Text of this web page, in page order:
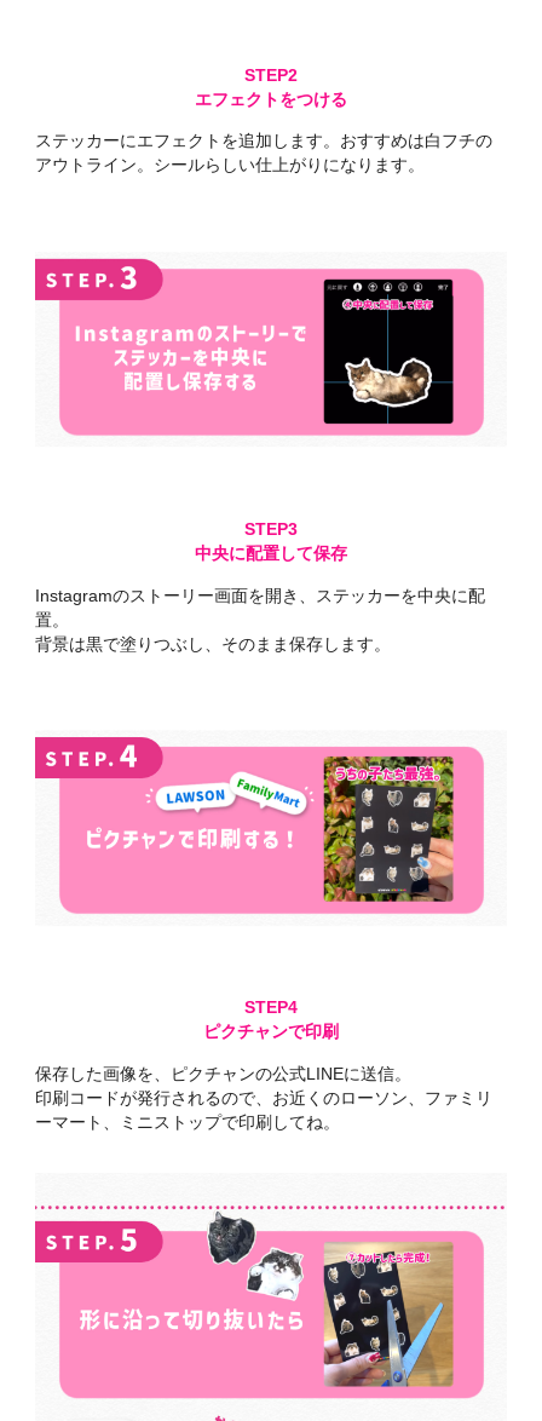
エフェクトをつける
ステッカーにエフェクトを追加します。 おすすめは白フチの
アウトライン。 シールらしい仕上がりになります。
中央に配置して保存
Instagramのストーリー画面を開き、ステッカーを中央に配
置。
背景は黒で塗りつぶし、そのまま保存します。
ピクチャンで印刷
保存した画像を、ピクチャンの公式LINEに送信。
印刷コードが発行されるので、お近くのローソン、ファミリ
ーマート、ミニストップで印刷してね。